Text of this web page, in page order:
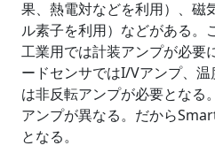
果、熱電対などを利用）、磁
ル素子を利用）などがある。
工業用では計装アンプが必要
ードセンサではI/Vアンプ、
は非反転アンプが必要となる
アンプが異なる。だから
となる。